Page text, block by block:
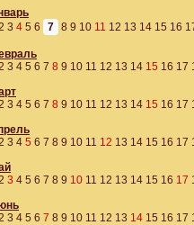
3 4 5 6 7 8 9 10 11 12 13 14 15 16
3 4 5 6 7 8 9 10 11 12 13 14 15 16 17
3 4 5 6 7 8 9 10 11 12 13 14 15 16 17
3 4 5 6 7 8 9 10 11 12 13 14 15 16 17
3 4 5 6 7 8 9 10 11 12 13 14 15 16 17
3 4 5 6 7 8 9 10 11 12 13 14 15 16 17